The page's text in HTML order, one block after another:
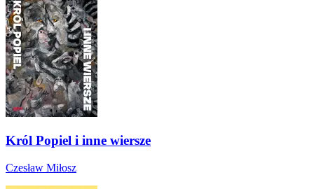
Król Popiel i inne wiersze
Czesław Miłosz